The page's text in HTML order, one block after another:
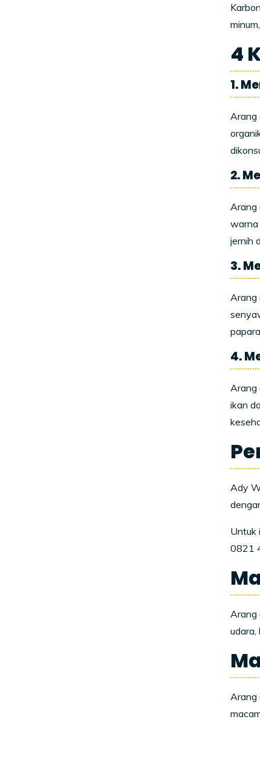
4
1.
Arang
2.
Arang
warna
jernih
3.
Arang
4.
Arang
ikan
Ady
Untuk
0821
Arang
udara,
Arang